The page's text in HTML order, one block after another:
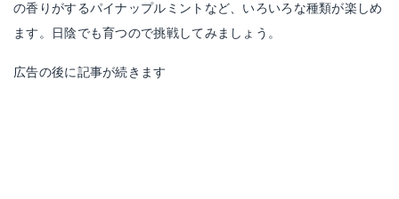
の香りがするパイナップルミントなど、いろいろな種類が楽しめ
ます。日陰でも育つので挑戦してみましょう。
広告の後に記事が続きます